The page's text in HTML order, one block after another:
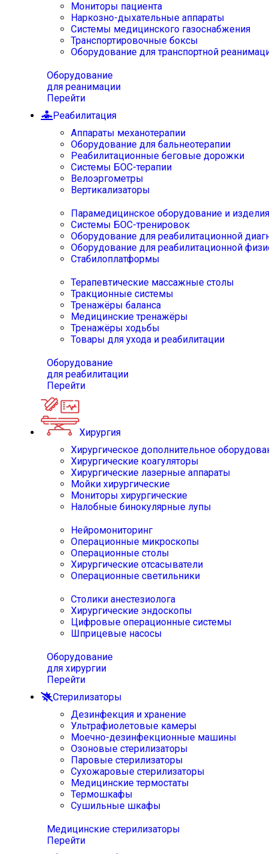
Мониторы пациента
Наркозно-дыхательные аппараты
Системы медицинского газоснабжения
Транспортировочные боксы
Оборудование для транспортной
Оборудование
для реанимации
Перейти
Реабилитация
Аппараты механотерапии
Оборудование для бальнеотерапии
Реабилитационные беговые дорожки
Системы БОС-терапии
Велоэргометры
Вертикализаторы
Парамедицинское оборудование и изделия
Системы БОС-тренировок
Оборудование для реабилитационной
Оборудование для реабилитационной
Стабилоплатформы
Терапевтические массажные столы
Тракционные системы
Тренажёры баланса
Медицинские тренажёры
Тренажёры ходьбы
Товары для ухода и реабилитации
Оборудование
для реабилитации
Перейти
Хирургия
Хирургическое дополнительное
Хирургические коагуляторы
Хирургические лазерные аппараты
Мойки хирургические
Мониторы хирургические
Налобные бинокулярные лупы
Нейромониторинг
Операционные микроскопы
Операционные столы
Хирургические отсасыватели
Операционные светильники
Столики анестезиолога
Хирургические эндоскопы
Цифровые операционные системы
Шприцевые насосы
Оборудование
для хирургии
Перейти
Стерилизаторы
Дезинфекция и хранение
Ультрафиолетовые камеры
Моечно-дезинфекционные машины
Озоновые стерилизаторы
Паровые стерилизаторы
Сухожаровые стерилизаторы
Медицинские термостаты
Термошкафы
Сушильные шкафы
Медицинские стерилизаторы
Перейти